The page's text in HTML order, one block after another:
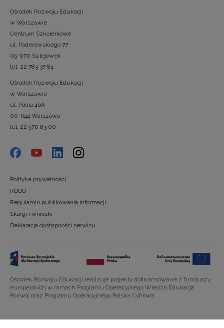
Ośrodek Rozwoju Edukacji
w Warszawie
Centrum Szkoleniowe
ul. Paderewskiego 77
05-070 Sulejówek
tel. 22 783 37 84
Ośrodek Rozwoju Edukacji
w Warszawie
ul. Polna 46A
00-644 Warszawa
tel. 22 570 83 00
Polityka prywatności
RODO
Regulamin publikowania informacji
Skargi i wnioski
Deklaracja dostępności serwisu
Ośrodek Rozwoju Edukacji realizuje projekty dofinansowane z funduszy
europejskich w ramach Programu Operacyjnego Wiedza Edukacja
Rozwój oraz Programu Operacyjnego Polska Cyfrowa